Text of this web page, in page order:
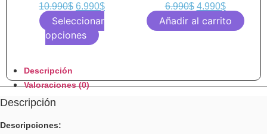
10.990$ 6.990$
Seleccionar
opciones
6.990$ 4.990$
Añadir al carrito
Descripción
Valoraciones (0)
Descripción
Descripciones: